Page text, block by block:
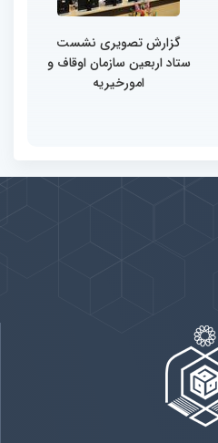
گزارش تصویری نشست
ستاد اربعین سازمان اوقاف و
امورخیریه